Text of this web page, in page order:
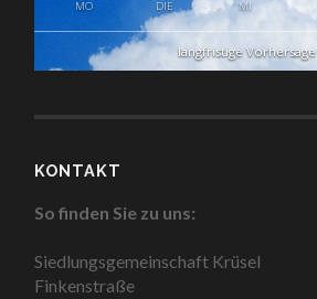
MO DIE MI
langfristige Vorhersage
KONTAKT
So finden Sie zu uns:
Siedlungsgemeinschaft Krüsel
Finkenstraße